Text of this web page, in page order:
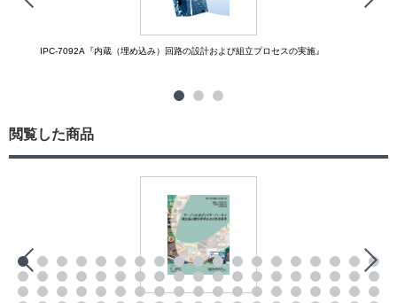
IPC-7092A『内蔵（埋め込み）回路の設計および組立プロセスの実施』
閲覧した商品